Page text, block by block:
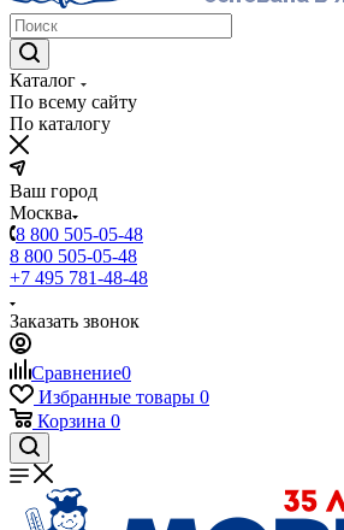
Каталог
По всему сайту
По каталогу
Ваш город
Москва
8 800 505-05-48
8 800 505-05-48
+7 495 781-48-48
Заказать звонок
Сравнение0
Избранные товары 0
Корзина 0